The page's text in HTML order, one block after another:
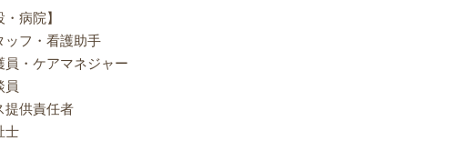
・病院】
ッフ・看護助手
員・ケアマネジャー
員
提供責任者
士